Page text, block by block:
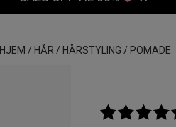
HJEM / HÅR / HÅRSTYLING / POMADE